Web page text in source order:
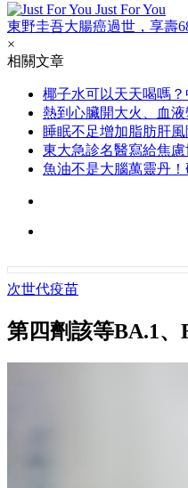
Just For You
東野圭吾大腸癌過世，享壽
×
相關文章
椰子水可以天天喝嗎
熱到心臟開大火、血
睡眠不足增加脂肪肝
東大急診名醫寫給焦
魚油不是大腦萬靈丹
次世代疫苗
第四劑該等BA.1